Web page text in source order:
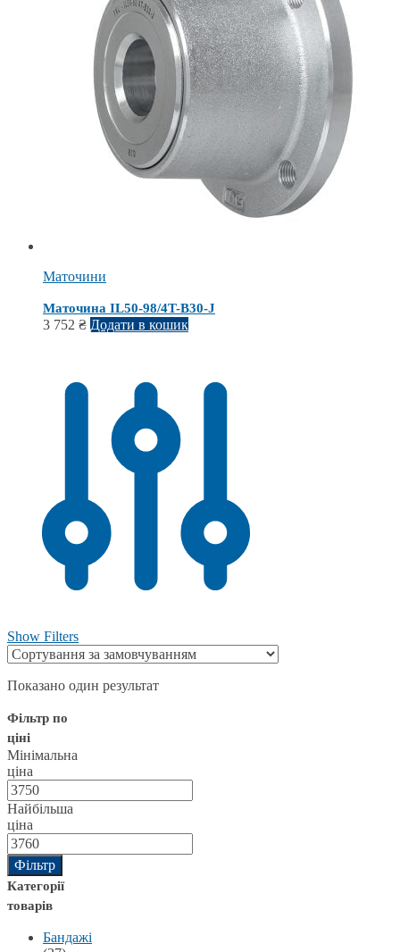
Маточини
Маточина IL50-98/4T-B30-J
3 752 ₴ Додати в кошик
Show Filters
Показано один результат
Фільтр по
ціні
Мінімальна
ціна
Найбільша
ціна
Фільтр
Категорії
товарів
Бандажі